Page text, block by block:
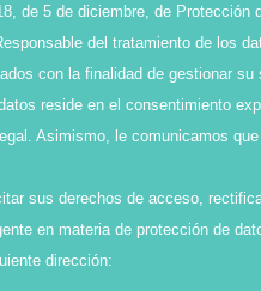
de 5 de diciembre, de Protección
del tratamiento de los
con la finalidad de gestionar su
reside en el consentimiento
Asimismo, le comunicamos
sus derechos de acceso,
en materia de protección de
dirección: